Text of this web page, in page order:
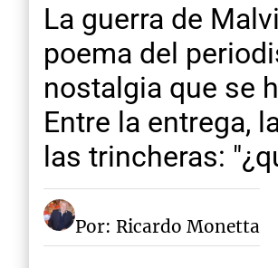
La guerra de
poema del
nostalgia que se
Entre la entrega,
las trincheras:
Por: Ricardo Monetta